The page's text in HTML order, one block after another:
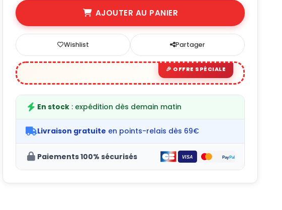
AJOUTER AU PANIER
Wishlist Partager
En stock : expédition dès demain matin
Livraison gratuite en points-relais dès 69€
Paiements 100% sécurisés